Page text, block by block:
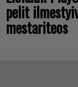
pelit
mestariteos